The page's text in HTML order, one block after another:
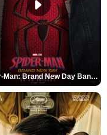
Spider-Man: Brand New Day Bande-annonce VO STFR